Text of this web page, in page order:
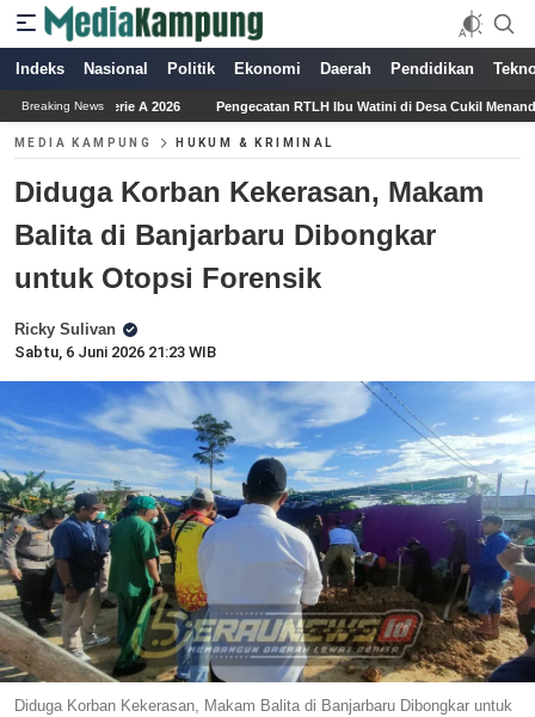
Indeks Nasional Politik Ekonomi Daerah Pendidikan
Breaking News
Pengecatan RTLH Ibu Watini di Desa Cukil Menandai Tahap Akhir Program
MEDIA KAMPUNG HUKUM & KRIMINAL
Diduga Korban Kekerasan, Makam
Balita di Banjarbaru Dibongkar
untuk Otopsi Forensik
Ricky Sulivan
Sabtu, 6 Juni 2026 21:23 WIB
Diduga Korban Kekerasan, Makam Balita di Banjarbaru Dibongkar untuk